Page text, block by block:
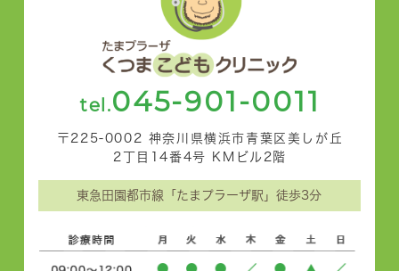
tel.045-901-0011
〒225-0002 神奈川県横浜市青葉区美しが丘
2丁目14番4号 KMビル2階
東急田園都市線「たまプラーザ駅」徒歩3分